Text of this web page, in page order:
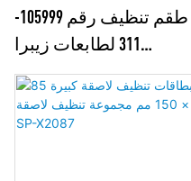
طقم تنظيف رقم 105999-
311 لطابعات زيبرا
ZC100/300/350